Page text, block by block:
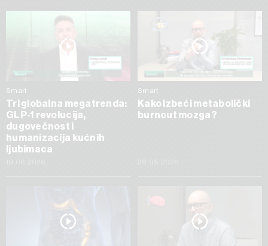
Smart
Tri globalna megatrenda:
GLP-1 revolucija,
dugovečnost i
humanizacija kućnih
ljubimaca
Smart
Kako izbeći metabolički
burnout mozga?